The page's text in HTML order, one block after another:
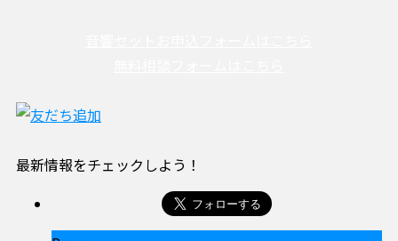
最新情報をチェックしよう！